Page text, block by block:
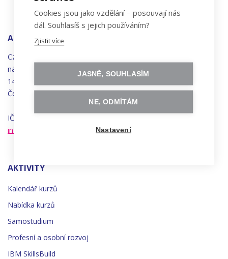
ADRESA
Czechitas, z.ú.
náměstí
Synků 1748/17
140 00 Praha 4 - Nusle
Česká republika
IČO 22834958 | DIČ CZ22834958
info@czechitas.cz
AKTIVITY
Kalendář kurzů
Nabídka kurzů
Samostudium
Profesní a osobní rozvoj
IBM SkillsBuild
Cookies jsou jako vzdělání – posouvají nás
dál. Souhlasíš s jejich používáním?
Zjistit více
JASNĚ, SOUHLASÍM
NE, ODMÍTÁM
Nastavení